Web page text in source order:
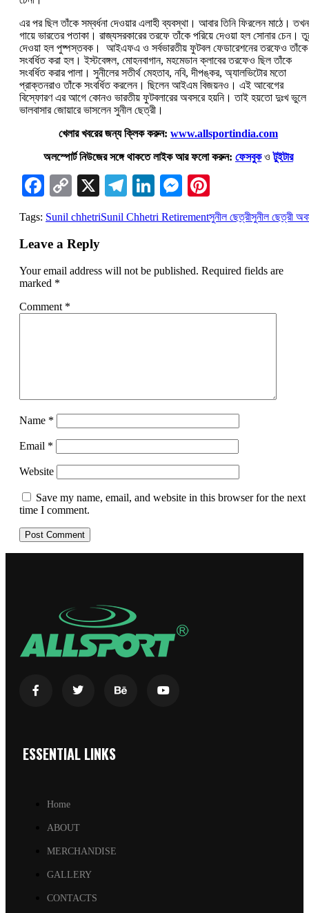
এর পর ছিল তাঁকে সম্বর্ধনা দেওয়ার এলাহী ব্যবস্থা। আবার তিনি ফিরলেন মাঠে। তখন
গায়ে ভারতের পতাকা। রাজ্যসরকারের তরফে তাঁকে পরিয়ে দেওয়া হল সোনার চেন।
দেওয়া হল পুষ্পস্তবক। আইএফএ ও সর্বভারতীয় ফুটবল ফেডারেশনের তরফেও তাঁকে
সংবর্ধিত করা হল। ইস্টবেঙ্গল, মোহনবাগান, মহমেডান ক্লাবের তরফেও ছিল তাঁকে
সংবর্ধিত করার পালা। সুনীলের সতীর্থ মেহতাব, নবি, দীপঙ্কর, অ্যালভিটোর মতো
প্রাক্তনরাও তাঁকে সংবর্ধিত করলেন। ছিলেন আইএম বিজয়নও। এই আবেগের
বিস্ফোরণ এর আগে কোনও ভারতীয় ফুটবলারের অবসরে হয়নি। তাই হয়তো দুঃখ ভুলে
ভালবাসার জোয়ারে ভাসলেন সুনীল ছেত্রী।
খেলার খবরের জন্য ক্লিক করুন: www.allsportindia.com
অলস্পোর্ট নিউজের সঙ্গে থাকতে লাইক আর ফলো করুন: ফেসবুকওটুইটার
Facebook
Copy
Link
X Telegram
LinkedIn
Messenger
Tags: Sunil chhetriSunil Chhetri Retirementসুনীল ছেত্রীসুনীল ছেত্রী
Leave a Reply
Your email address will not be published. Required fields are
marked *
Comment *
Name *
Email *
Website
Save my name, email, and website in this browser for the next
time I comment.
ESSENTIAL LINKS
Home
ABOUT
MERCHANDISE
GALLERY
CONTACTS